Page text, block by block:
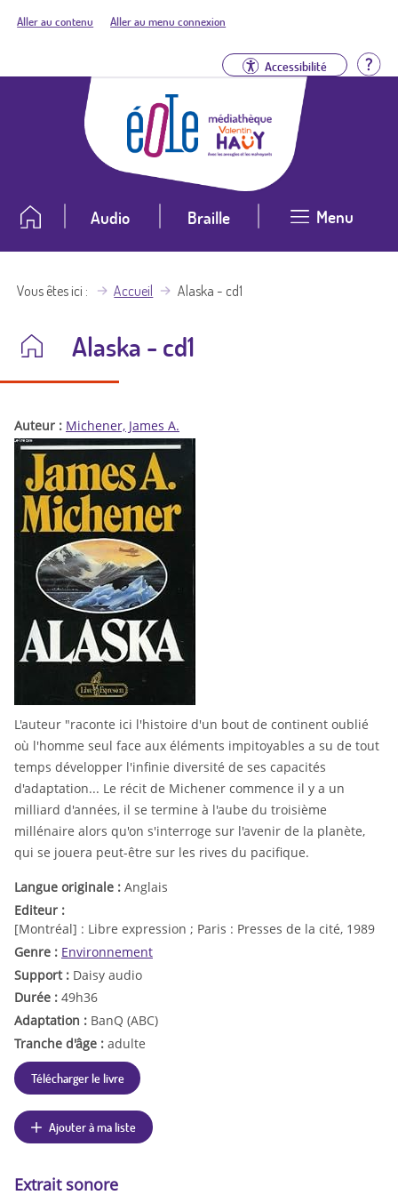
Aller au contenu Aller au menu connexion
Accessibilité
Audio Braille Menu
Vous êtes ici Accueil Alaska - cd1
Alaska - cd1
Auteur : Michener, James A.
L'auteur "raconte ici l'histoire d'un bout de continent oublié
où l'homme seul face aux éléments impitoyables a su de tout
temps développer l'infinie diversité de ses capacités
d'adaptation... Le récit de Michener commence il y a un
milliard d'années, il se termine à l'aube du troisième
millénaire alors qu'on s'interroge sur l'avenir de la planète,
qui se jouera peut-être sur les rives du pacifique.
Langue originale : Anglais
Editeur :
[Montréal] : Libre expression ; Paris : Presses de la cité, 1989
Genre : Environnement
Support : Daisy audio
Durée : 49h36
Adaptation : BanQ (ABC)
Tranche d'âge : adulte
Télécharger le livre
Ajouter à ma liste
Extrait sonore